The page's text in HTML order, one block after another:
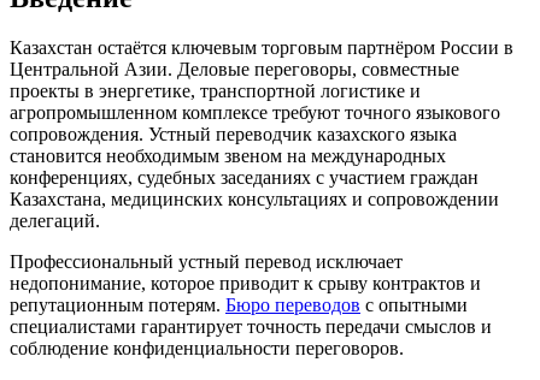
Казахстан остаётся ключевым торговым партнёром России в
Центральной Азии. Деловые переговоры, совместные
проекты в энергетике, транспортной логистике и
агропромышленном комплексе требуют точного языкового
сопровождения. Устный переводчик казахского языка
становится необходимым звеном на международных
конференциях, судебных заседаниях с участием граждан
Казахстана, медицинских консультациях и сопровождении
делегаций.
Профессиональный устный перевод исключает
недопонимание, которое приводит к срыву контрактов и
репутационным потерям. Бюро переводов с опытными
специалистами гарантирует точность передачи смыслов и
соблюдение конфиденциальности переговоров.